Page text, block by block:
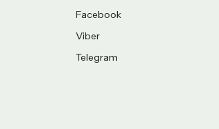
Facebook
Viber
Telegram